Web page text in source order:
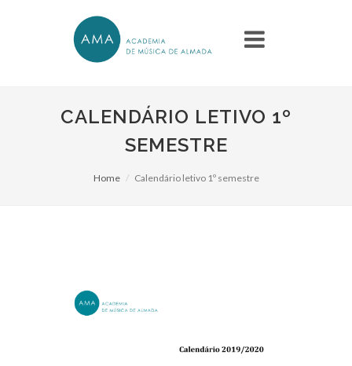
CALENDÁRIO LETIVO 1º
SEMESTRE
Home Calendário letivo 1º semestre